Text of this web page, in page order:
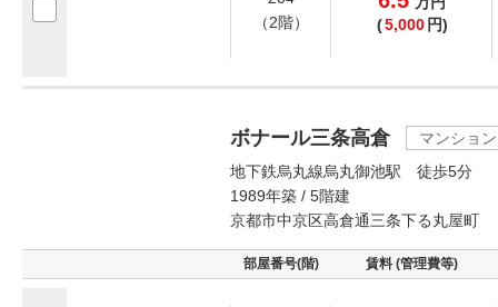
（2階）
(5,000 円)
ボナール三条高倉
マンション
地下鉄烏丸線烏丸御池駅 徒歩5分
1989年築 / 5階建
京都市中京区高倉通三条下る丸屋町
部屋番号(階) 賃料 (管理費等)